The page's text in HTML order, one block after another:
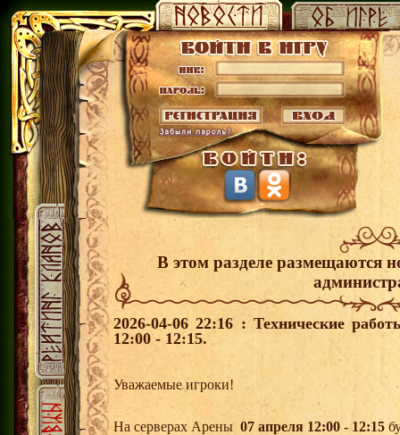
В этом разделе размещаются
2026-04-06 22:16 : Технические
12:00 - 12:15.
Уважаемые игроки!
На серверах Арены 07 апреля 12:00 - 12:15